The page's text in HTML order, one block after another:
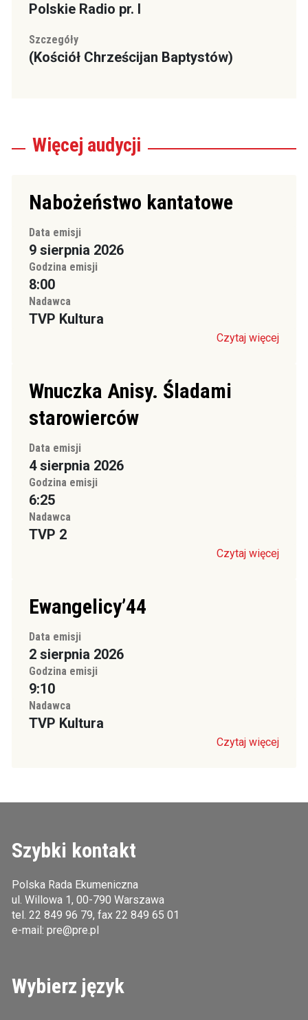
Polskie Radio pr. I
Szczegóły
(Kościół Chrześcijan Baptystów)
Więcej audycji
Nabożeństwo kantatowe
Data emisji
9 sierpnia 2026
Godzina emisji
8:00
Nadawca
TVP Kultura
Czytaj więcej
Wnuczka Anisy. Śladami
starowierców
Data emisji
4 sierpnia 2026
Godzina emisji
6:25
Nadawca
TVP 2
Czytaj więcej
Ewangelicy’44
Data emisji
2 sierpnia 2026
Godzina emisji
9:10
Nadawca
TVP Kultura
Czytaj więcej
Szybki kontakt
Polska Rada Ekumeniczna
ul. Willowa 1, 00-790 Warszawa
tel. 22 849 96 79, fax 22 849 65 01
e-mail: pre@pre.pl
Wybierz język